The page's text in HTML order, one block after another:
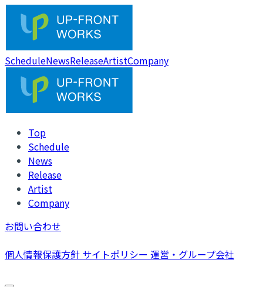
ScheduleNewsReleaseArtistCompany
Top
Schedule
News
Release
Artist
Company
お問い合わせ
個人情報保護方針 サイトポリシー 運営・グループ会社